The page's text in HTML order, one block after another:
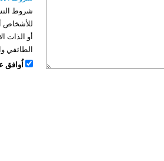
شروط
للأشخاص
أو الذات
الطائفي
اُوافق